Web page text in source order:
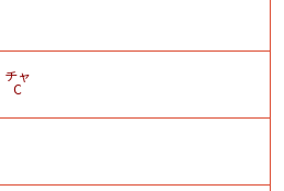
チャ
C